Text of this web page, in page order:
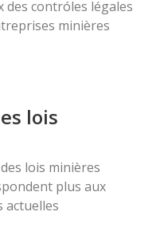
des contróles légales
minières
lois
lois minières
plus aux
actuelles